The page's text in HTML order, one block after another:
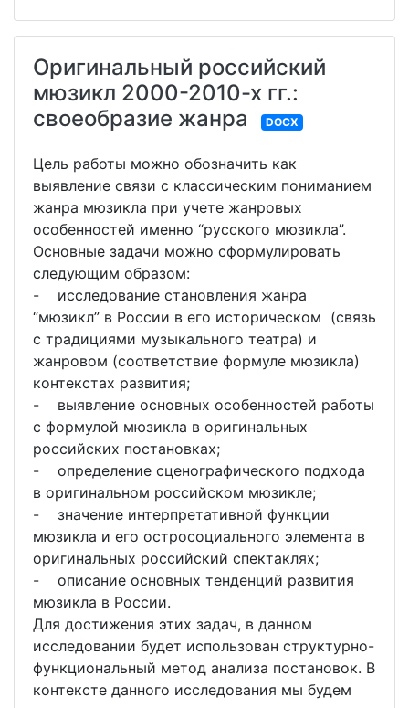
Оригинальный российский
мюзикл 2000-2010-х гг.:
своеобразие жанра
DOCX
Цель работы можно обозначить как
выявление связи с классическим пониманием
жанра мюзикла при учете жанровых
особенностей именно “русского мюзикла”.
Основные задачи можно сформулировать
следующим образом:
- исследование становления жанра
“мюзикл” в России в его историческом (связь
с традициями музыкального театра) и
жанровом (соответствие формуле мюзикла)
контекстах развития;
- выявление основных особенностей работы
с формулой мюзикла в оригинальных
российских постановках;
- определение сценографического подхода
в оригинальном российском мюзикле;
- значение интерпретативной функции
мюзикла и его остросоциального элемента в
оригинальных российский спектаклях;
- описание основных тенденций развития
мюзикла в России.
Для достижения этих задач, в данном
исследовании будет использован структурно-
функциональный метод анализа постановок. В
контексте данного исследования мы будем